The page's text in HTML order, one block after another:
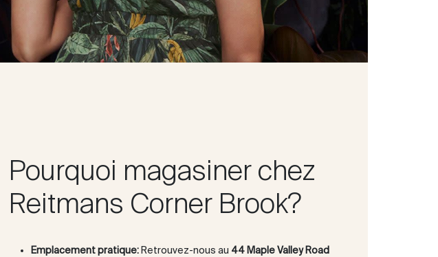
Pourquoi magasiner chez
Reitmans Corner Brook?
Emplacement pratique: Retrouvez-nous au 44 Maple Valley Road